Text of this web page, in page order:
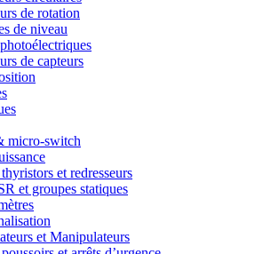
de rotation
de niveau
de capteurs
micro-switch
et redresseurs
et groupes statiques
et Manipulateurs